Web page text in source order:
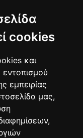
cookies
και
εντοπισμού
εμπειρίας
μας,